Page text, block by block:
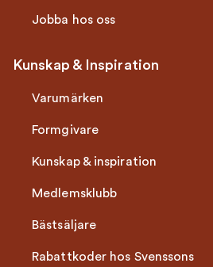
Jobba hos oss
Kunskap & Inspiration
Varumärken
Formgivare
Kunskap & inspiration
Medlemsklubb
Bästsäljare
Rabattkoder hos Svenssons